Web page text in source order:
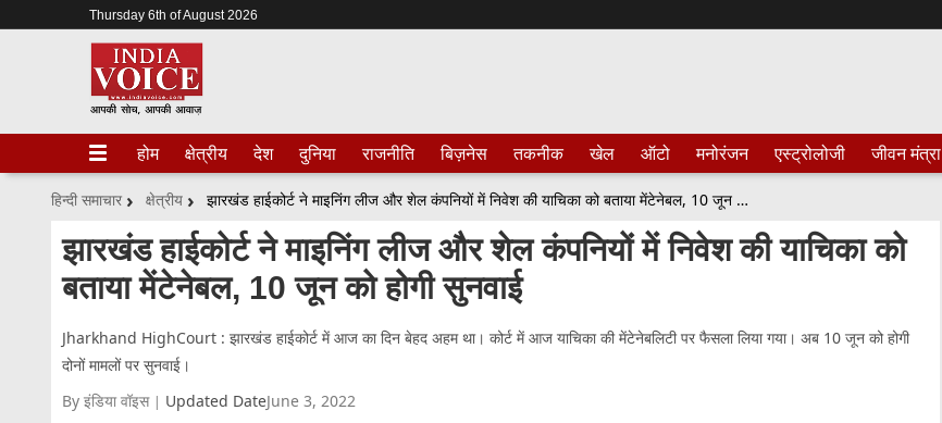
Thursday 6th of August 2026
होम क्षेत्रीय देश दुनिया राजनीति बिज़नेस तकनीक खेल ऑटो मनोरंजन एस्ट्रोलोजी जीवन मंत्रा
हिन्दी समाचार क्षेत्रीय झारखंड हाईकोर्ट ने माइनिंग लीज और शेल कंपनियों में निवेश की याचिका को बताया मेंटेनेबल, 10 जून को होगी सुनवाई
झारखंड हाईकोर्ट ने माइनिंग लीज और शेल कंपनियों में निवेश की याचिका को
बताया मेंटेनेबल, 10 जून को होगी सुनवाई
Jharkhand HighCourt : झारखंड हाईकोर्ट में आज का दिन बेहद अहम था। कोर्ट में आज याचिका की मेंटेनेबलिटी पर फैसला लिया गया। अब 10 जून को होगी
दोनों मामलों पर सुनवाई।
By इंडिया वॉइस
Updated DateJune 3, 2022